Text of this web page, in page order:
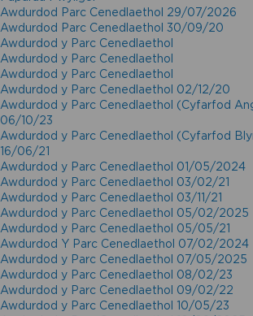
Awdurdod Parc Cenedlaethol 29/07/2026
Awdurdod Parc Cenedlaethol 30/09/20
Awdurdod y Parc Cenedlaethol
Awdurdod y Parc Cenedlaethol
Awdurdod y Parc Cenedlaethol
Awdurdod y Parc Cenedlaethol 02/12/20
Awdurdod y Parc Cenedlaethol (Cyfarfod
06/10/23
Awdurdod y Parc Cenedlaethol (Cyfarfod
16/06/21
Awdurdod y Parc Cenedlaethol 01/05/2024
Awdurdod y Parc Cenedlaethol 03/02/21
Awdurdod y Parc Cenedlaethol 03/11/21
Awdurdod y Parc Cenedlaethol 05/02/2025
Awdurdod y Parc Cenedlaethol 05/05/21
Awdurdod Y Parc Cenedlaethol 07/02/2024
Awdurdod y Parc Cenedlaethol 07/05/2025
Awdurdod y Parc Cenedlaethol 08/02/23
Awdurdod y Parc Cenedlaethol 09/02/22
Awdurdod y Parc Cenedlaethol 10/05/23